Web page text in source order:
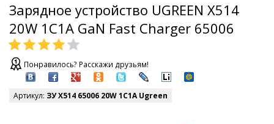
Зарядное устройство UGREEN X514
20W 1C1A GaN Fast Charger 65006
Понравилось? Расскажи друзьям!
Артикул: ЗУ X514 65006 20W 1C1A Ugreen